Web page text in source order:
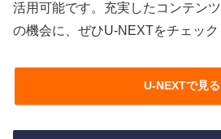
活用可能です。充実したコンテン
の機会に、ぜひU-NEXTをチェック
U-NEXTで見る